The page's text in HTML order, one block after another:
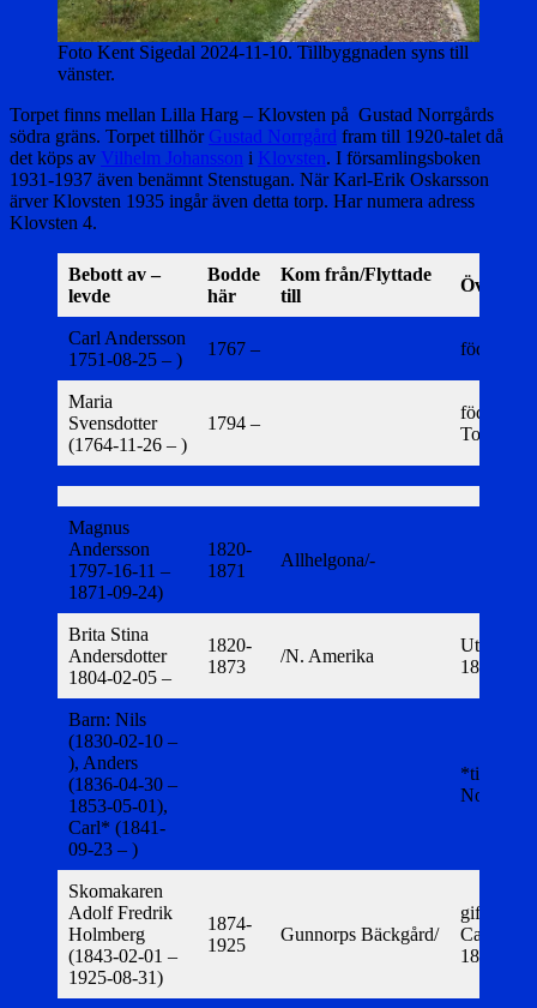
Foto Kent Sigedal 2024-11-10. Tillbyggnaden syns till
vänster.
Torpet finns mellan Lilla Harg – Klovsten på Gustad Norrgårds
södra gräns. Torpet tillhör Gustad Norrgård fram till 1920-talet då
det köps av Vilhelm Johansson i Klovsten. I församlingsboken
1931-1937 även benämnt Stenstugan. När Karl-Erik Oskarsson
ärver Klovsten 1935 ingår även detta torp. Har numera adress
Klovsten 4.
Bebott av –
levde
Bodde
här
Kom från/Flyttade
till
Övrigt
Carl Andersson
1751-08-25 – )
1767 – född i
Maria
Svensdotter
(1764-11-26 – )
1794 –
född i Ö
Tollstad
Magnus
Andersson
1797-16-11 –
1871-09-24)
1820-
1871
Allhelgona/-
Brita Stina
Andersdotter
1804-02-05 –
1820-
1873
/N. Amerika
Utvandrar
1873-05-
Barn: Nils
(1830-02-10 –
), Anders
(1836-04-30 –
1853-05-01),
Carl* (1841-
09-23 – )
*till
Skomakaren
Adolf Fredrik
Holmberg
(1843-02-01 –
1925-08-31)
1874-
1925
Gunnorps Bäckgård/
gift med
Carolina
1869-10-